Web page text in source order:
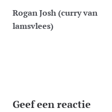
Rogan Josh (curry van
lamsvlees)
Geef een reactie